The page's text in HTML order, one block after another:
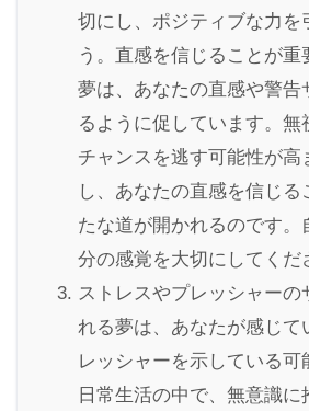
切にし、ポジティブな力を
う。直感を信じることが重
夢は、あなたの直感や警告
るように促しています。無
チャンスを逃す可能性が高
し、あなたの直感を信じ
たな道が開かれるのです。
分の感覚を大切にしてくだ
ストレスやプレッシャーの
れる夢は、あなたが感じて
レッシャーを示している可
日常生活の中で、無意識